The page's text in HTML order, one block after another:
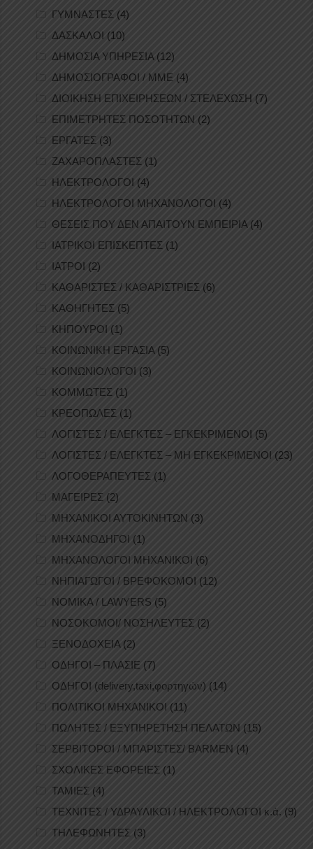
ΓΥΜΝΑΣΤΕΣ (4)
ΔΑΣΚΑΛΟΙ (10)
ΔΗΜΟΣΙΑ ΥΠΗΡΕΣΙΑ(12)
ΔΗΜΟΣΙΟΓΡΑΦΟΙ / ΜΜΕ (4)
ΔΙΟΙΚΗΣΗ ΕΠΙΧΕΙΡΗΣΕΩΝ / ΣΤΕΛΕΧΩΣΗ (7)
ΕΠΙΜΕΤΡΗΤΕΣ ΠΟΣΟΤΗΤΩΝ (2)
ΕΡΓΑΤΕΣ (3)
ΖΑΧΑΡΟΠΛΑΣΤΕΣ (1)
ΗΛΕΚΤΡΟΛΟΓΟΙ (4)
ΗΛΕΚΤΡΟΛΟΓΟΙ ΜΗΧΑΝΟΛΟΓΟΙ (4)
ΘΕΣΕΙΣ ΠΟΥ ΔΕΝ ΑΠΑΙΤΟΥΝ ΕΜΠΕΙΡΙΑ(4)
ΙΑΤΡΙΚΟΙ ΕΠΙΣΚΕΠΤΕΣ (1)
ΙΑΤΡΟΙ (2)
ΚΑΘΑΡΙΣΤΕΣ / ΚΑΘΑΡΙΣΤΡΙΕΣ (6)
ΚΑΘΗΓΗΤΕΣ (5)
ΚΗΠΟΥΡΟΙ (1)
ΚΟΙΝΩΝΙΚΗ ΕΡΓΑΣΙΑ(5)
ΚΟΙΝΩΝΙΟΛΟΓΟΙ (3)
ΚΟΜΜΩΤΕΣ (1)
ΚΡΕΟΠΩΛΕΣ (1)
ΛΟΓΙΣΤΕΣ / ΕΛΕΓΚΤΕΣ – ΕΓΚΕΚΡΙΜΕΝΟΙ (5)
ΛΟΓΙΣΤΕΣ / ΕΛΕΓΚΤΕΣ – ΜΗ ΕΓΚΕΚΡΙΜΕΝΟΙ (23)
ΛΟΓΟΘΕΡΑΠΕΥΤΕΣ (1)
ΜΑΓΕΙΡΕΣ (2)
ΜΗΧΑΝΙΚΟΙ ΑΥΤΟΚΙΝΗΤΩΝ (3)
ΜΗΧΑΝΟΔΗΓΟΙ (1)
ΜΗΧΑΝΟΛΟΓΟΙ ΜΗΧΑΝΙΚΟΙ (6)
ΝΗΠΙΑΓΩΓΟΙ / ΒΡΕΦΟΚΟΜΟΙ (12)
ΝΟΜΙΚΑ / LAWYERS (5)
ΝΟΣΟΚΟΜΟΙ/ ΝΟΣΗΛΕΥΤΕΣ (2)
ΞΕΝΟΔΟΧΕΙΑ(2)
ΟΔΗΓΟΙ – ΠΛΑΣΙΕ (7)
ΟΔΗΓΟΙ (delivery,taxi,φορτηγών) (14)
ΠΟΛΙΤΙΚΟΙ ΜΗΧΑΝΙΚΟΙ (11)
ΠΩΛΗΤΕΣ / ΕΞΥΠΗΡΕΤΗΣΗ ΠΕΛΑΤΩΝ (15)
ΣΕΡΒΙΤΟΡΟΙ / ΜΠΑΡΙΣΤΕΣ/ BARMEN (4)
ΣΧΟΛΙΚΕΣ ΕΦΟΡΕΙΕΣ (1)
ΤΑΜΙΕΣ (4)
ΤΕΧΝΙΤΕΣ / ΥΔΡΑΥΛΙΚΟΙ / ΗΛΕΚΤΡΟΛΟΓΟΙ κ.ά. (9)
ΤΗΛΕΦΩΝΗΤΕΣ (3)